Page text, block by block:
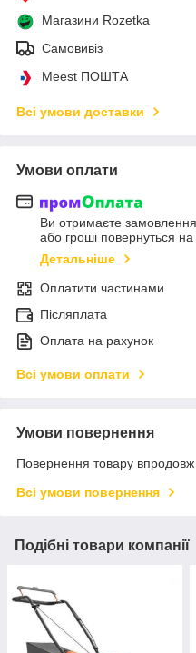
Магазини Rozetka
Самовивіз
Meest ПОШТА
Всі умови доставки
Умови оплати
Ви отримаєте замовлення
або гроші повернуться
Детальніше
Оплатити частинами
Післяплата
Оплата на рахунок
Всі умови оплати
Умови повернення
Повернення товару впродовж
Всі умови повернення
Подібні товари компанії